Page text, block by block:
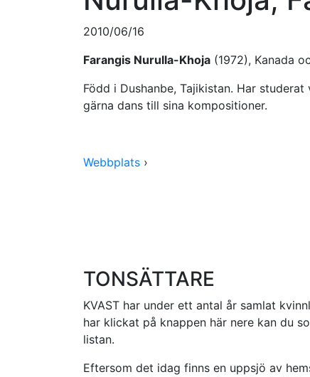
2010/06/16
Farangis Nurulla-Khoja (1972), Kanada
Född i Dushanbe, Tajikistan. Har
gärna dans till sina kompositioner.
Webbplats ›
TONSÄTTARE
KVAST har under ett antal år samlat
har klickat på knappen här nere kan du
listan.
Eftersom det idag finns en uppsjö av